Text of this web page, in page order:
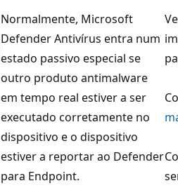
Normalmente, Microsoft
Defender Antivírus entra num
estado passivo especial se
outro produto antimalware
em tempo real estiver a ser
executado corretamente no
dispositivo e o dispositivo
estiver a reportar ao Defender
para Endpoint.